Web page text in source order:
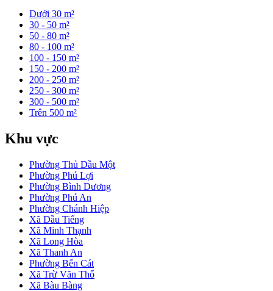
Dưới 30 m²
30 - 50 m²
50 - 80 m²
80 - 100 m²
100 - 150 m²
150 - 200 m²
200 - 250 m²
250 - 300 m²
300 - 500 m²
Trên 500 m²
Khu vực
Phường Thủ Dầu Một
Phường Phú Lợi
Phường Bình Dương
Phường Phú An
Phường Chánh Hiệp
Xã Dầu Tiếng
Xã Minh Thạnh
Xã Long Hòa
Xã Thanh An
Phường Bến Cát
Xã Trừ Văn Thố
Xã Bàu Bàng